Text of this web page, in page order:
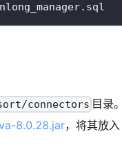
connectors 目录。
8.0.28.jar，将其放入